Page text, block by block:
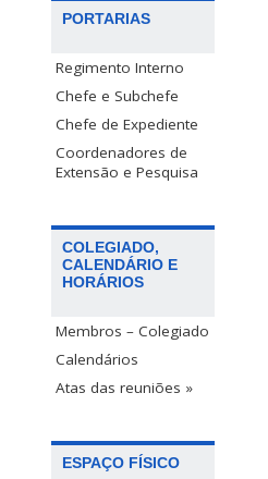
PORTARIAS
Regimento Interno
Chefe e Subchefe
Chefe de Expediente
Coordenadores de
Extensão e Pesquisa
COLEGIADO,
CALENDÁRIO E
HORÁRIOS
Membros – Colegiado
Calendários
Atas das reuniões »
ESPAÇO FÍSICO